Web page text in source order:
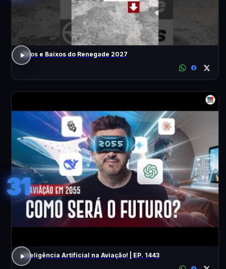
Altos e Baixos do Renegade 2027
31
Inteligência Artificial na Aviação! | EP. 1443